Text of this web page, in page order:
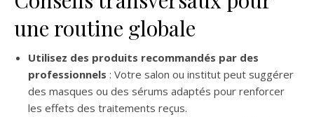
une routine globale
Utilisez des produits recommandés par des
professionnels : Votre salon ou institut peut suggérer
des masques ou des sérums adaptés pour renforcer
les effets des traitements reçus.